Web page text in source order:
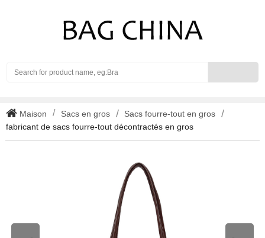
Maison Sacs en gros
Sacs fourre-tout en gros
fabricant de sacs fourre-tout décontractés en gros